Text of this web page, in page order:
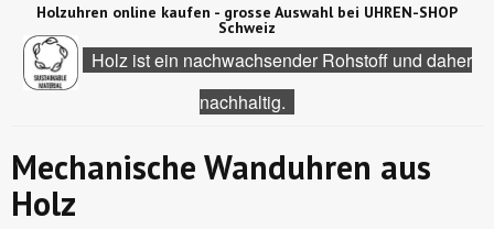
Holzuhren online kaufen - grosse Auswahl bei UHREN-SHOP
Schweiz
Holz ist ein nachwachsender Rohstoff und daher
nachhaltig.
Mechanische Wanduhren aus
Holz